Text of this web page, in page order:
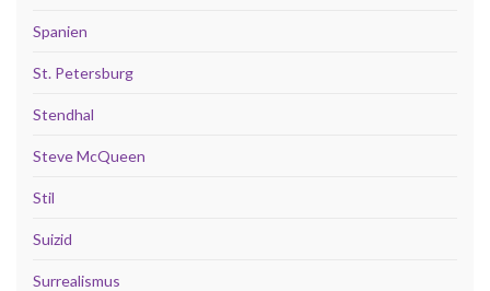
Spanien
St. Petersburg
Stendhal
Steve McQueen
Stil
Suizid
Surrealismus